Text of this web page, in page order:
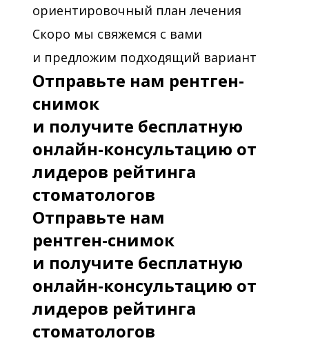
ориентировочный план лечения
Скоро мы свяжемся с вами
и предложим подходящий вариант
Отправьте нам рентген-
снимок
и получите бесплатную
онлайн-консультацию от
лидеров рейтинга
стоматологов
Отправьте нам
рентген-снимок
и получите бесплатную
онлайн-консультацию от
лидеров рейтинга
стоматологов